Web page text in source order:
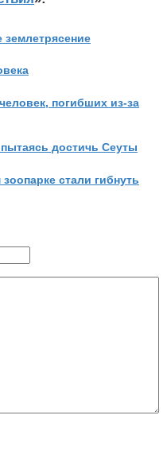
погибших из‑за
достичь Сеуты
стали гибнуть